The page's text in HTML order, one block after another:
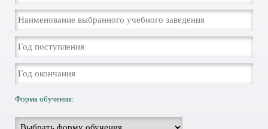
Форма обучения: